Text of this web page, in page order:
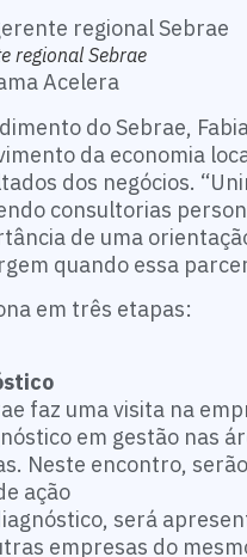
regional Sebrae
Acelera
do Sebrae,
da economia
dos negócios.
consultorias
de uma
quando essa
em três etapas:
faz uma visita na
em gestão nas
Neste encontro,
ação
será
empresas do